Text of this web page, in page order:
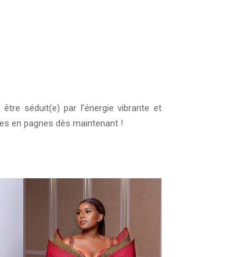
séduit(e) par l’énergie vibrante et
en pagnes dès maintenant !